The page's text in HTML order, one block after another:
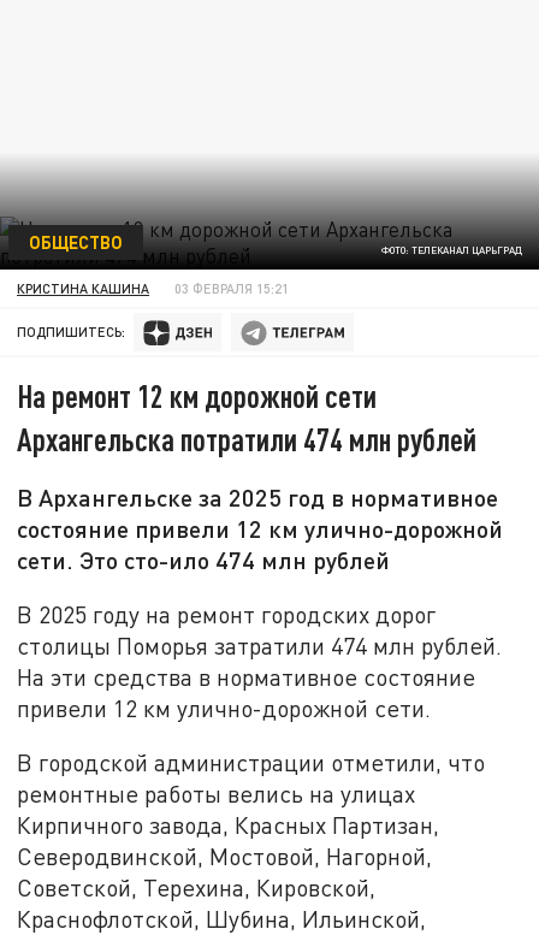
ФОТО: ТЕЛЕКАНАЛ ЦАРЬГРАД
ОБЩЕСТВО
КРИСТИНА КАШИНА 03 ФЕВРАЛЯ 15:21
ПОДПИШИТЕСЬ:
На ремонт 12 км дорожной сети
Архангельска потратили 474 млн рублей
В Архангельске за 2025 год в нормативное
состояние привели 12 км улично-дорожной
сети. Это сто-ило 474 млн рублей
В 2025 году на ремонт городских дорог
столицы Поморья затратили 474 млн рублей.
На эти средства в нормативное состояние
привели 12 км улично-дорожной сети.
В городской администрации отметили, что
ремонтные работы велись на улицах
Кирпичного завода, Красных Партизан,
Северодвинской, Мостовой, Нагорной,
Советской, Терехина, Кировской,
Краснофлотской, Шубина, Ильинской,